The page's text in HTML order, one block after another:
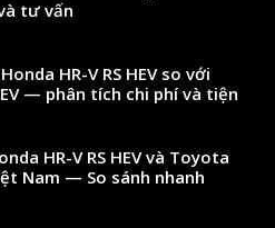
tư vấn
HR-V RS HEV so với
— phân tích chi phí và tiện
HR-V RS HEV và Toyota
Nam — So sánh nhanh